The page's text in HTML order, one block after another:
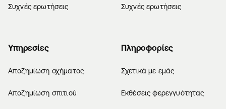
Συχνές ερωτήσεις Συχνές ερωτήσεις
Υπηρεσίες
Αποζημίωση οχήματος
Αποζημίωση σπιτιού
Πληροφορίες
Σχετικά με εμάς
Εκθέσεις φερεγγυότητας